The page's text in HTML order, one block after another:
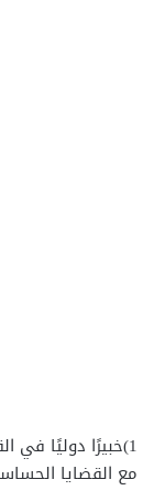
1)خبيرًا دوليًا في
مع القضايا